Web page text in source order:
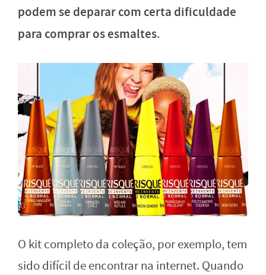
podem se deparar com certa dificuldade
para comprar os esmaltes.
O kit completo da coleção, por exemplo, tem
sido difícil de encontrar na internet. Quando